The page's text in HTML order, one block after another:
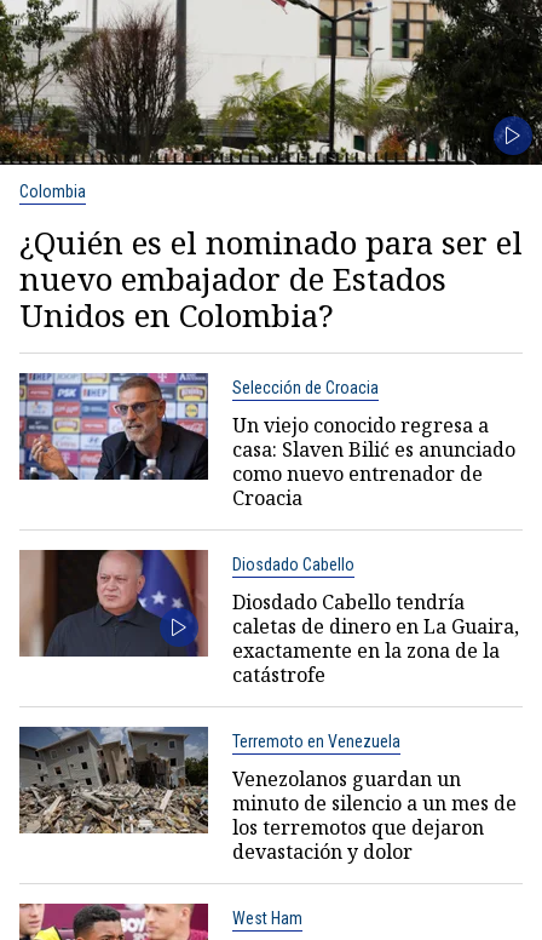
Colombia
¿Quién es el nominado para ser el
nuevo embajador de Estados
Unidos en Colombia?
Selección de Croacia
Un viejo conocido regresa a
casa: Slaven Bilić es anunciado
como nuevo entrenador de
Croacia
Diosdado Cabello
Diosdado Cabello tendría
caletas de dinero en La Guaira,
exactamente en la zona de la
catástrofe
Terremoto en Venezuela
Venezolanos guardan un
minuto de silencio a un mes de
los terremotos que dejaron
devastación y dolor
West Ham